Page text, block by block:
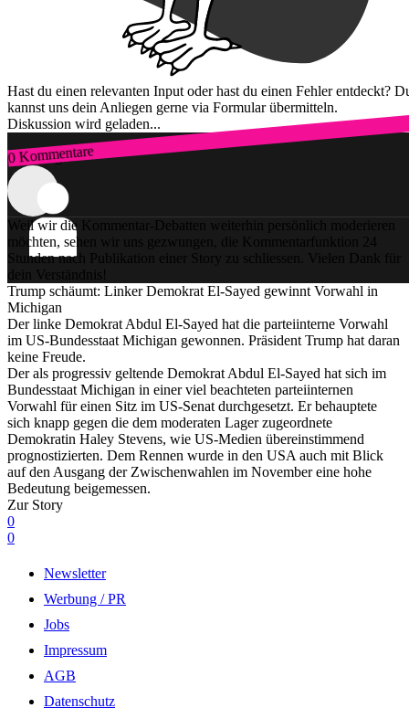
Hast du einen relevanten Input oder hast du einen Fehler entdeckt?
kannst uns dein Anliegen gerne via Formular übermitteln.
Diskussion wird geladen...
0 Kommentare
Zum Login
Weil wir die Kommentar-Debatten weiterhin persönlich moderieren
möchten, sehen wir uns gezwungen, die Kommentarfunktion 24
Stunden nach Publikation einer Story zu schliessen. Vielen Dank für
dein Verständnis!
Trump schäumt: Linker Demokrat El-Sayed gewinnt Vorwahl in
Michigan
Der linke Demokrat Abdul El-Sayed hat die parteiinterne Vorwahl
im US-Bundesstaat Michigan gewonnen. Präsident Trump hat daran
keine Freude.
Der als progressiv geltende Demokrat Abdul El-Sayed hat sich im
Bundesstaat Michigan in einer viel beachteten parteiinternen
Vorwahl für einen Sitz im US-Senat durchgesetzt. Er behauptete
sich knapp gegen die dem moderaten Lager zugeordnete
Demokratin Haley Stevens, wie US-Medien übereinstimmend
prognostizierten. Dem Rennen wurde in den USA auch mit Blick
auf den Ausgang der Zwischenwahlen im November eine hohe
Bedeutung beigemessen.
Zur Story
0
0
Newsletter
Werbung / PR
Jobs
Impressum
AGB
Datenschutz